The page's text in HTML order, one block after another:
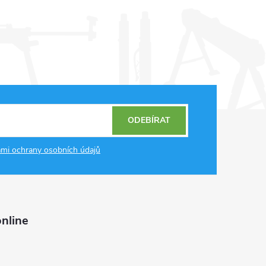
ochrany osobních údajů
ODEBÍRAT